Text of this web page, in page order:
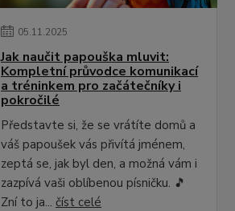
05.11.2025
Jak naučit papouška mluvit:
Kompletní průvodce komunikací
a tréninkem pro začátečníky i
pokročilé
Představte si, že se vrátíte domů a
váš papoušek vás přivítá jménem,
zeptá se, jak byl den, a možná vám i
zazpívá vaši oblíbenou písničku. 🎵
Zní to ja... číst celé